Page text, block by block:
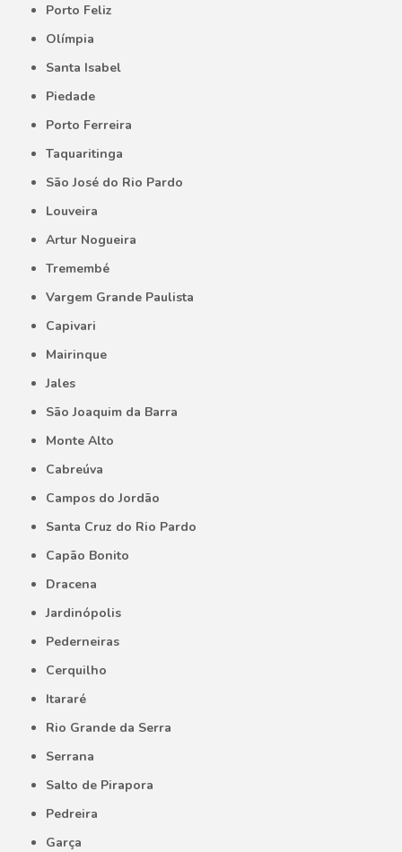
Porto Feliz
Olímpia
Santa Isabel
Piedade
Porto Ferreira
Taquaritinga
São José do Rio Pardo
Louveira
Artur Nogueira
Tremembé
Vargem Grande Paulista
Capivari
Mairinque
Jales
São Joaquim da Barra
Monte Alto
Cabreúva
Campos do Jordão
Santa Cruz do Rio Pardo
Capão Bonito
Dracena
Jardinópolis
Pederneiras
Cerquilho
Itararé
Rio Grande da Serra
Serrana
Salto de Pirapora
Pedreira
Garça